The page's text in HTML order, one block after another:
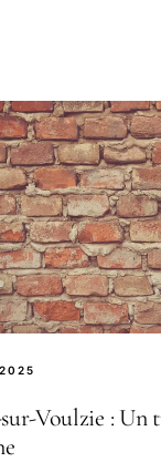
Voulzie : Un